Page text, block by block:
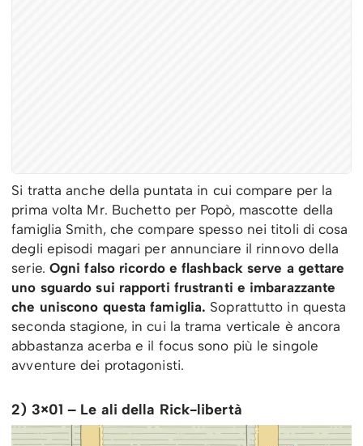
Si tratta anche della puntata in cui compare per la
prima volta Mr. Buchetto per Popò, mascotte della
famiglia Smith, che compare spesso nei titoli di cosa
degli episodi magari per annunciare il rinnovo della
serie. Ogni falso ricordo e flashback serve a gettare
uno sguardo sui rapporti frustranti e imbarazzante
che uniscono questa famiglia. Soprattutto in questa
seconda stagione, in cui la trama verticale è ancora
abbastanza acerba e il focus sono più le singole
avventure dei protagonisti.
2) 3×01 – Le ali della Rick-libertà